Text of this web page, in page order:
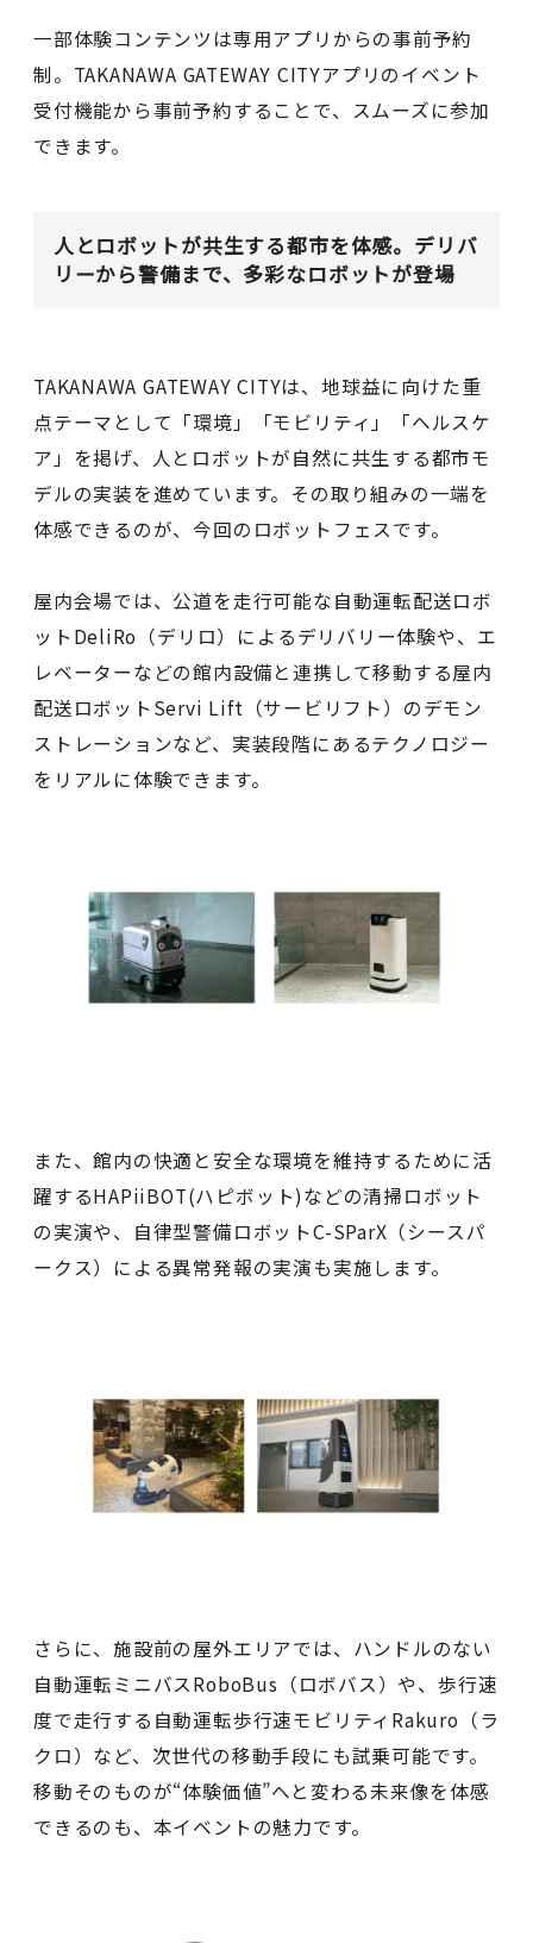
一部体験コンテンツは専用アプリからの事前予約
制。TAKANAWA GATEWAY CITYアプリのイベント
受付機能から事前予約することで、スムーズに参加
できます。
人とロボットが共生する都市を体感。デリバ
リーから警備まで、多彩なロボットが登場
TAKANAWA GATEWAY CITYは、地球益に向けた重
点テーマとして「環境」「モビリティ」「ヘルスケ
ア」を掲げ、人とロボットが自然に共生する都市モ
デルの実装を進めています。その取り組みの一端を
体感できるのが、今回のロボットフェスです。
屋内会場では、公道を走行可能な自動運転配送ロボ
ットDeliRo（デリロ）によるデリバリー体験や、エ
レベーターなどの館内設備と連携して移動する屋内
配送ロボットServi Lift（サービリフト）のデモン
ストレーションなど、実装段階にあるテクノロジー
をリアルに体験できます。
また、館内の快適と安全な環境を維持するために活
躍するHAPiiBOT(ハピボット)などの清掃ロボット
の実演や、自律型警備ロボットC-SParX（シースパ
ークス）による異常発報の実演も実施します。
さらに、施設前の屋外エリアでは、ハンドルのない
自動運転ミニバスRoboBus（ロボバス）や、歩行速
度で走行する自動運転歩行速モビリティRakuro（ラ
クロ）など、次世代の移動手段にも試乗可能です。
移動そのものが“体験価値”へと変わる未来像を体感
できるのも、本イベントの魅力です。